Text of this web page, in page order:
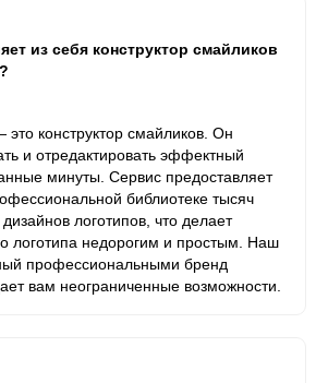
из себя конструктор смайликов
конструктор смайликов. Он
и отредактировать эффектный
минуты. Сервис предоставляет
библиотеке тысяч
логотипов, что делает
логотипа недорогим и простым. Наш
профессиональными бренд
вам неограниченные возможности.